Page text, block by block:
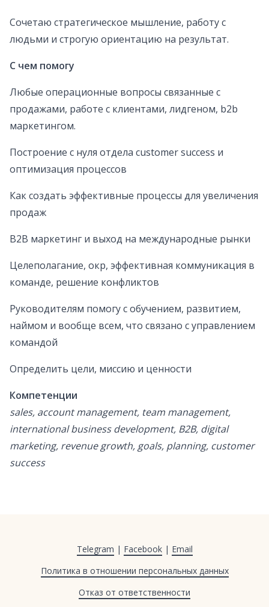
Сочетаю стратегическое мышление, работу с
людьми и строгую ориентацию на результат.
С чем помогу
Любые операционные вопросы связанные с
продажами, работе с клиентами, лидгеном, b2b
маркетингом.
Построение с нуля отдела customer success и
оптимизация процессов
Как создать эффективные процессы для увеличения
продаж
B2B маркетинг и выход на международные рынки
Целеполагание, окр, эффективная коммуникация в
команде, решение конфликтов
Руководителям помогу с обучением, развитием,
наймом и вообще всем, что связано с управлением
командой
Определить цели, миссию и ценности
Компетенции
sales, account management, team management,
international business development, B2B, digital
marketing, revenue growth, goals, planning, customer
success
Telegram | Facebook| Email
Политика в отношении персональных данных
Отказ от ответственности